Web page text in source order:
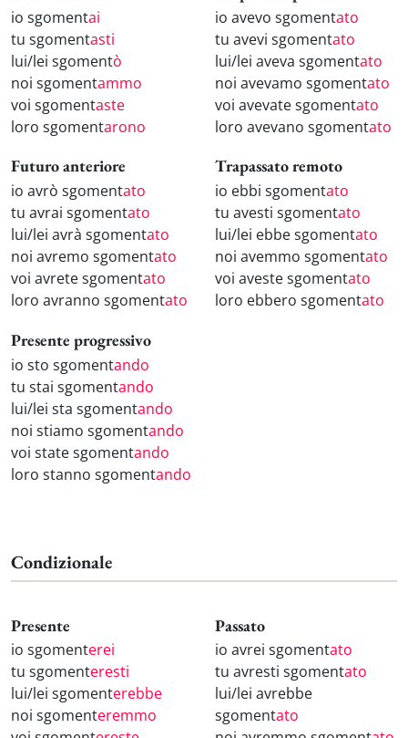
io sgomentai
tu sgomentasti
lui/lei sgomentò
noi sgomentammo
voi sgomentaste
loro sgomentarono
io avevo sgomentato
tu avevi sgomentato
lui/lei aveva sgomentato
noi avevamo sgomentato
voi avevate sgomentato
loro avevano sgomentato
Futuro anteriore
io avrò sgomentato
tu avrai sgomentato
lui/lei avrà sgomentato
noi avremo sgomentato
voi avrete sgomentato
loro avranno sgomentato
Trapassato remoto
io ebbi sgomentato
tu avesti sgomentato
lui/lei ebbe sgomentato
noi avemmo sgomentato
voi aveste sgomentato
loro ebbero sgomentato
Presente progressivo
io sto sgomentando
tu stai sgomentando
lui/lei sta sgomentando
noi stiamo sgomentando
voi state sgomentando
loro stanno sgomentando
Condizionale
Presente
io sgomenterei
tu sgomenteresti
lui/lei sgomenterebbe
noi sgomenteremmo
Passato
io avrei sgomentato
tu avresti sgomentato
lui/lei avrebbe
sgomentato